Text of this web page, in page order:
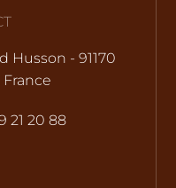
Husson - 91170
21 20 88